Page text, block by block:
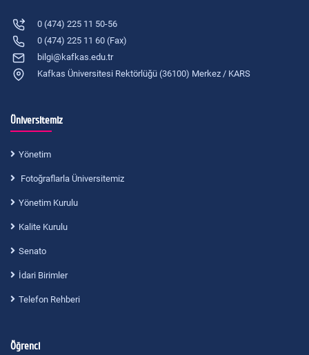
0 (474) 225 11 50-56
0 (474) 225 11 60 (Fax)
bilgi@kafkas.edu.tr
Kafkas Üniversitesi Rektörlüğü (36100) Merkez / KARS
Üniversitemiz
Yönetim
Fotoğraflarla Üniversitemiz
Yönetim Kurulu
Kalite Kurulu
Senato
İdari Birimler
Telefon Rehberi
Öğrenci